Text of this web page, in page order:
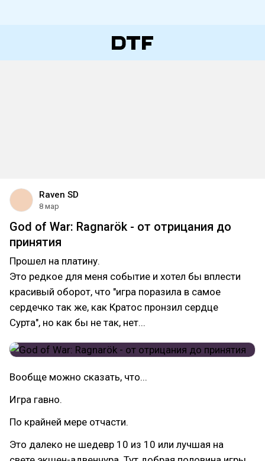
Raven SD
8 мар
God of War: Ragnarök - от отрицания до
принятия
Прошел на платину.
Это редкое для меня событие и хотел бы вплести
красивый оборот, что "игра поразила в самое
сердечко так же, как Кратос пронзил сердце
Сурта", но как бы не так, нет...
Вообще можно сказать, что...
Игра гавно.
По крайней мере отчасти.
Это далеко не шедевр 10 из 10 или лучшая на